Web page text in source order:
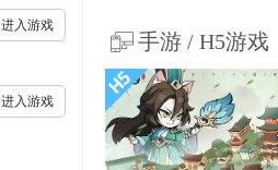
进入游戏
进入游戏
手游 / H5游戏